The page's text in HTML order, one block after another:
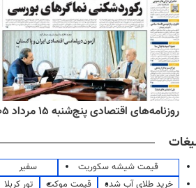
روزنامه‌های اقتصادی پنج‌شنبه ۱۵ مرداد ۱۴۰۵
قیمت شیشه سکوریت
سفیر
خرید طلای آب شده
قیمت موکت
تور کربلا